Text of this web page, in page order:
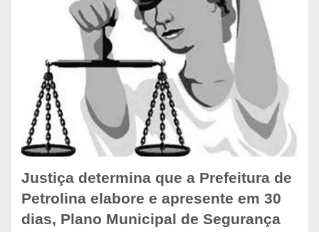
Justiça determina que a Prefeitura de
Petrolina elabore e apresente em 30
dias, Plano Municipal de Segurança